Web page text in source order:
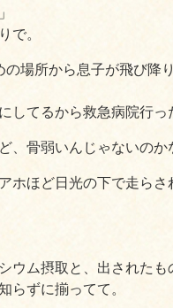
で。
場所から息子が飛び降
してるから救急病院行っ
、骨弱いんじゃないのか
ホほど日光の下で走ら
ウム摂取と、出されたも
らずに揃ってて。